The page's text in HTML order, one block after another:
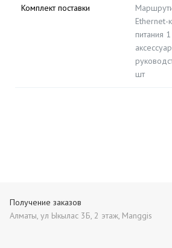
Комплект поставки
Ethernet-
питания
шт
Получение заказов
Алматы, ул Ыкылас 3Б, 2 этаж, Manggis